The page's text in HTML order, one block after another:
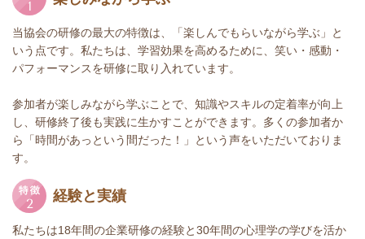
当協会の研修の最大の特徴は、「楽しんでもらいながら学ぶ」と
いう点です。私たちは、学習効果を高めるために、笑い・感動・
パフォーマンスを研修に取り入れています。
参加者が楽しみながら学ぶことで、知識やスキルの定着率が向上
し、研修終了後も実践に生かすことができます。多くの参加者か
ら「時間があっという間だった！」という声をいただいておりま
す。
経験と実績
私たちは18年間の企業研修の経験と30年間の心理学の学びを活か